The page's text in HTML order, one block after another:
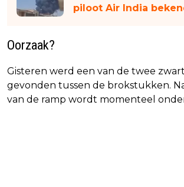
piloot Air India
Oorzaak?
Gisteren werd een van de twee
gevonden tussen de brokstukken.
van de ramp wordt momenteel